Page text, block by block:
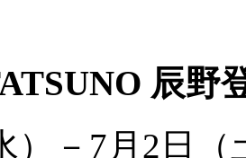
辰野
）－7月2日（